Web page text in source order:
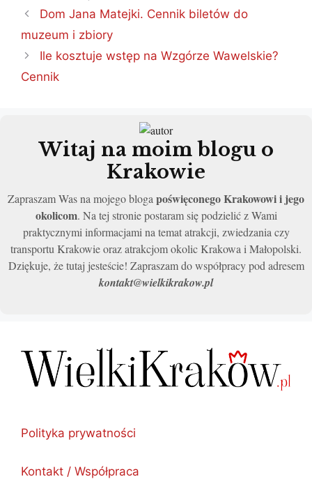
Dom Jana Matejki. Cennik biletów do
muzeum i zbiory
Ile kosztuje wstęp na Wzgórze Wawelskie?
Cennik
Witaj na moim blogu o
Krakowie
Zapraszam Was na mojego blogapoświęconego Krakowowi i jego
okolicom. Na tej stronie postaram się podzielić z Wami
praktycznymi informacjami na temat atrakcji, zwiedzania czy
transportu Krakowie oraz atrakcjom okolic Krakowa i Małopolski.
Dziękuje, że tutaj jesteście! Zapraszam do współpracy pod adresem
kontakt@wielkikrakow.pl
Polityka prywatności
Kontakt / Współpraca